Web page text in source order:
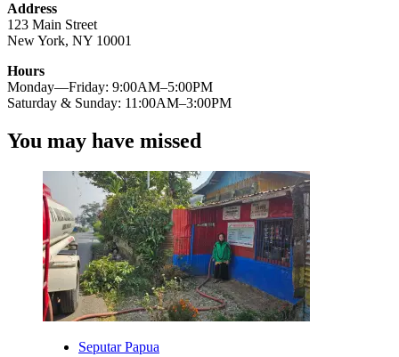
Address
123 Main Street
New York, NY 10001
Hours
Monday—Friday: 9:00AM–5:00PM
Saturday & Sunday: 11:00AM–3:00PM
You may have missed
Seputar Papua